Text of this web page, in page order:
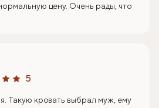
цену. Очень рады, что
5
Такую кровать выбрал муж, ему